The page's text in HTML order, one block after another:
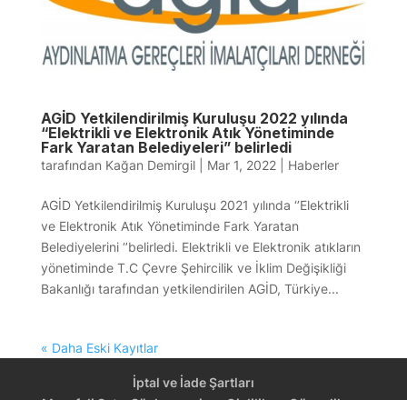
AGİD Yetkilendirilmiş Kuruluşu 2022 yılında
“Elektrikli ve Elektronik Atık Yönetiminde
Fark Yaratan Belediyeleri” belirledi
tarafından Kağan Demirgil| Mar 1, 2022| Haberler
AGİD Yetkilendirilmiş Kuruluşu 2021 yılında ‘’Elektrikli
ve Elektronik Atık Yönetiminde Fark Yaratan
Belediyelerini ‘’belirledi. Elektrikli ve Elektronik atıkların
yönetiminde T.C Çevre Şehircilik ve İklim Değişikliği
Bakanlığı tarafından yetkilendirilen AGİD, Türkiye...
« Daha Eski Kayıtlar
İptal ve İade Şartları